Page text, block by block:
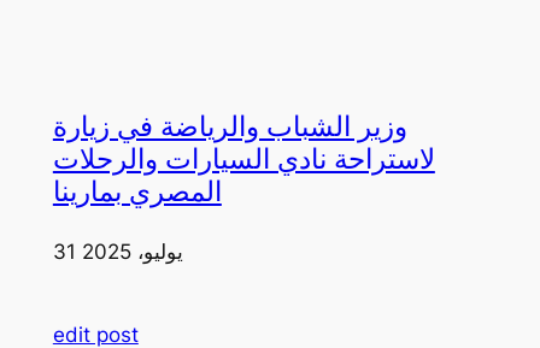
وزير الشباب والرياضة في زيارة
لاستراحة نادي السيارات والرحلات
المصري بمارينا
31 يوليو، 2025
edit post